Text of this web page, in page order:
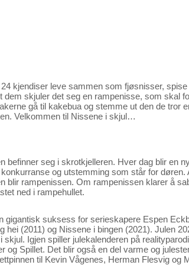
kjendiser leve sammen som fjøsnisser,
skjuler det seg en rampenisse, som skal
gå til kakebua og stemme ut den de tror
Velkommen til Nissene i skjul…
befinner seg i skrotkjelleren. Hver dag blir en
og utstemming som står for døren.
blir rampenissen. Om rampenissen klarer å
ned i rampehullet.
gigantisk suksess for serieskapere Espen
(2011) og Nissene i bingen (2021). Julen
Igjen spiller julekalenderen på
Spillet. Det blir også en del varme og
til Kevin Vågenes, Herman Flesvig og